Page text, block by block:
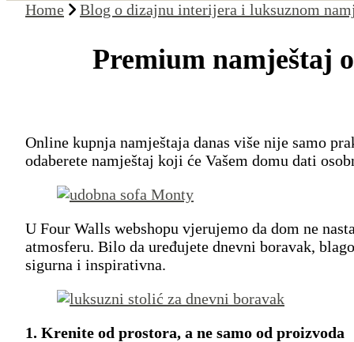
Home Blog o dizajnu interijera i luksuznom
Premium namještaj
Online kupnja namještaja danas više nije samo
odaberete namještaj koji će Vašem domu dati
U Four Walls webshopu vjerujemo da dom ne
atmosferu. Bilo da uređujete dnevni boravak,
sigurna i inspirativna.
1. Krenite od prostora, a ne samo od proizvoda